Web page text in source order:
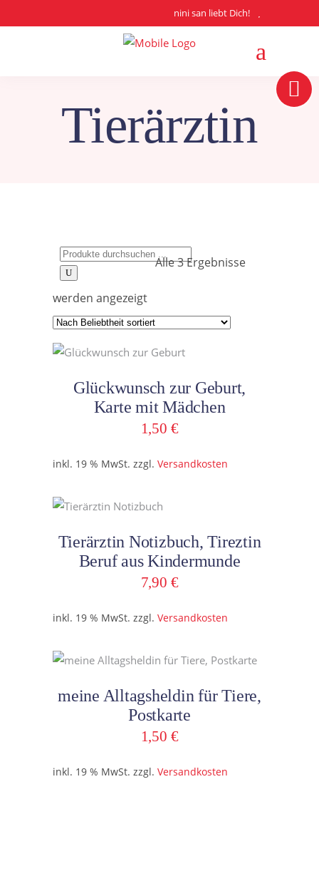
nini san liebt Dich!
Tierärztin
Search
for:
Alle 3 Ergebnisse
werden angezeigtNach
Beliebtheit
Glückwunsch zur Geburt,
Karte mit Mädchen
1,50 €
inkl. 19 % MwSt. zzgl. Versandkosten
Tierärztin Notizbuch, Tireztin
Beruf aus Kindermunde
7,90 €
inkl. 19 % MwSt. zzgl. Versandkosten
meine Alltagsheldin für Tiere,
Postkarte
1,50 €
inkl. 19 % MwSt. zzgl. Versandkosten